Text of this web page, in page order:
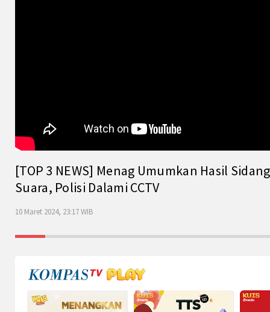
[TOP 3 NEWS] Menag Umumkan Hasil
Suara, Polisi Dalami CCTV
10 Maret 2024, 23:17 WIB